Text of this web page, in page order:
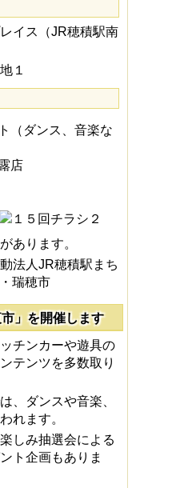
イス（JR穂積駅南
１
（ダンス、音楽な
店
あります。
法人JR穂積駅まち
瑞穂市
」を開催します
チンカーや遊具の
テンツを多数取り
、ダンスや音楽、
れます。
しみ抽選会による
ト企画もありま